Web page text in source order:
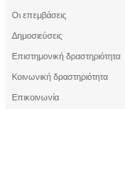
Οι επεμβάσεις
Δημοσιεύσεις
Επιστημονική δραστηριότητα
Κοινωνική δραστηριότητα
Επικοινωνία